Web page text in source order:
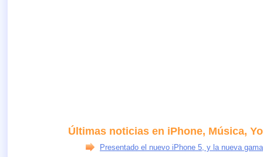
Últimas noticias en iPhone, Música,
Presentado el nuevo iPhone 5, y la nueva